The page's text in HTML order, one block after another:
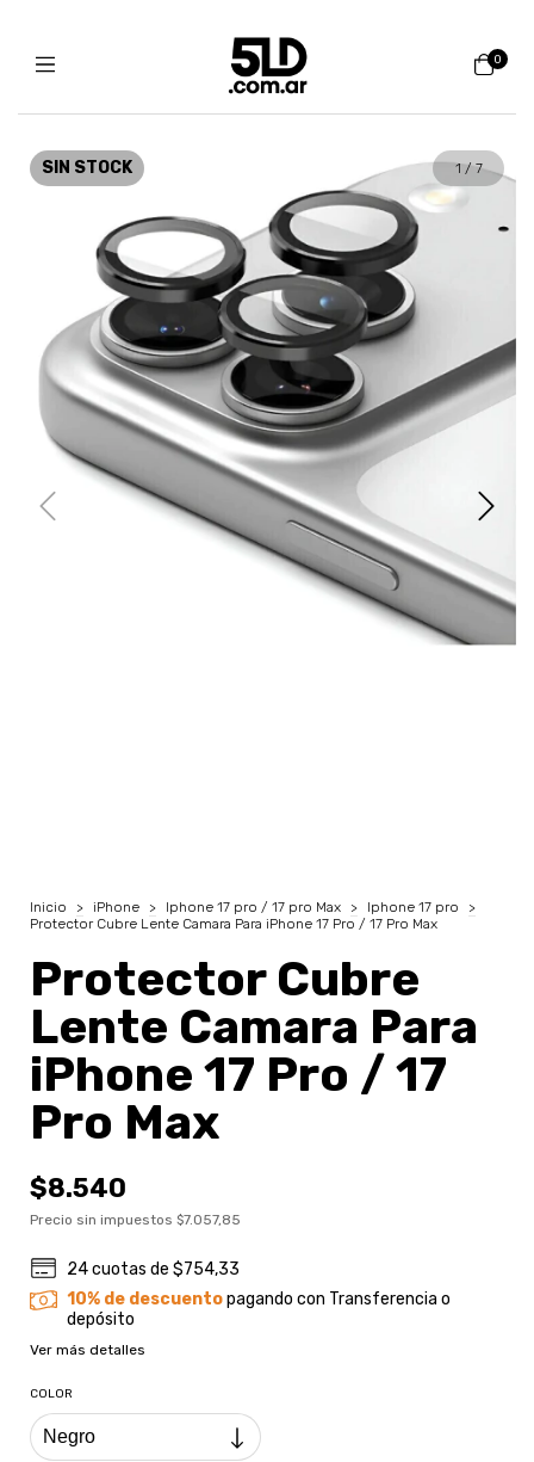
0
SIN STOCK 1/7
Inicio > iPhone > Iphone 17 pro / 17 pro Max > Iphone 17 pro
>
Protector Cubre Lente Camara Para iPhone 17 Pro / 17 Pro Max
Protector Cubre
Lente Camara Para
iPhone 17 Pro / 17
Pro Max
$8.540
Precio sin impuestos $7.057,85
24cuotas de$754,33
10% de descuentopagando con Transferencia o
depósito
Ver más detalles
COLOR